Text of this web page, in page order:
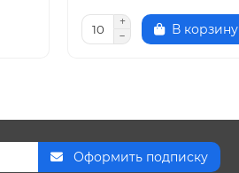
В корзину
Оформить подписку